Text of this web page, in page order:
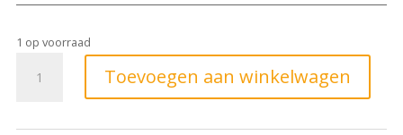
1 op voorraad
Toevoegen aan winkelwagen